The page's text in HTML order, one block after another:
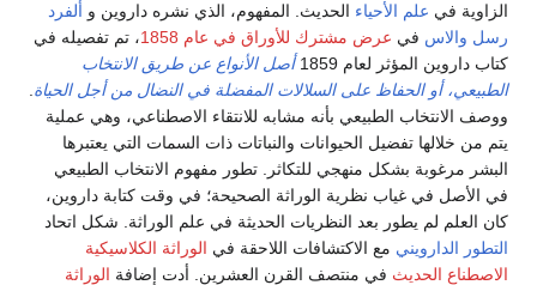
الزاوية في علم الأحياء الحديث. المفهوم، الذي نشره داروين و ألفرد
رسل والاس في عرض مشترك للأوراق في عام 1858
، تم تفصيله في
كتاب داروين المؤثر لعام 1859
أصل الأنواع عن طريق الانتخاب
الطبيعي، أو الحفاظ على السلالات المفضلة في النضال من أجل الحياة
ووصف الانتخاب الطبيعي بأنه مشابه للانتقاء الاصطناعي، وهي عملية
يتم من خلالها تفضيل الحيوانات والنباتات ذات السمات التي يعتبرها
البشر مرغوبة بشكل منهجي للتكاثر. تطور مفهوم الانتخاب الطبيعي
في الأصل في غياب نظرية الوراثة الصحيحة؛ في وقت كتابة داروين،
كان العلم لم يطور بعد النظريات الحديثة في علم الوراثة. شكل اتحاد
التطور الدارويني مع الاكتشافات اللاحقة في الوراثة الكلاسيكية
الاصطناع الحديث في منتصف القرن العشرين. أدت إضافة الوراثة